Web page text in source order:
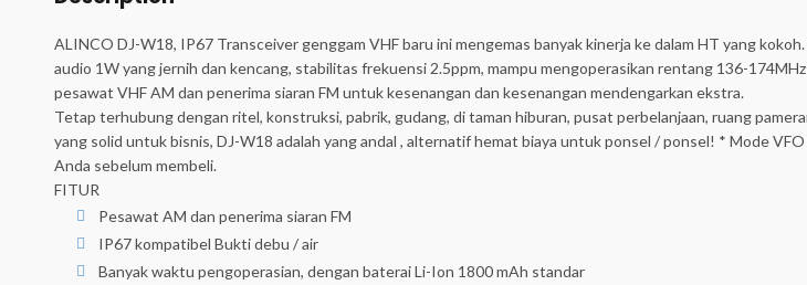
ALINCO DJ-W18, IP67 Transceiver genggam VHF baru ini mengemas banyak kinerja ke dalam HT yang
audio 1W yang jernih dan kencang, stabilitas frekuensi 2.5ppm, mampu mengoperasikan rentang 136-
pesawat VHF AM dan penerima siaran FM untuk kesenangan dan kesenangan mendengarkan ekstra.
Tetap terhubung dengan ritel, konstruksi, pabrik, gudang, di taman hiburan, pusat perbelanjaan, ruang
yang solid untuk bisnis, DJ-W18 adalah yang andal , alternatif hemat biaya untuk ponsel / ponsel! * Mode
Anda sebelum membeli.
FITUR
Pesawat AM dan penerima siaran FM
IP67 kompatibel Bukti debu / air
Banyak waktu pengoperasian, dengan baterai Li-Ion 1800 mAh standar